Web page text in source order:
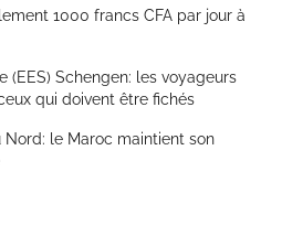
1000 francs CFA par jour à
(EES) Schengen: les voyageurs
qui doivent être fichés
Nord: le Maroc maintient son